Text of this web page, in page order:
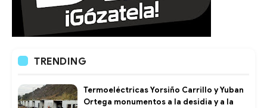
TRENDING
Termoeléctricas Yorsiño Carrillo y Yuban
Ortega monumentos a la desidia y a la